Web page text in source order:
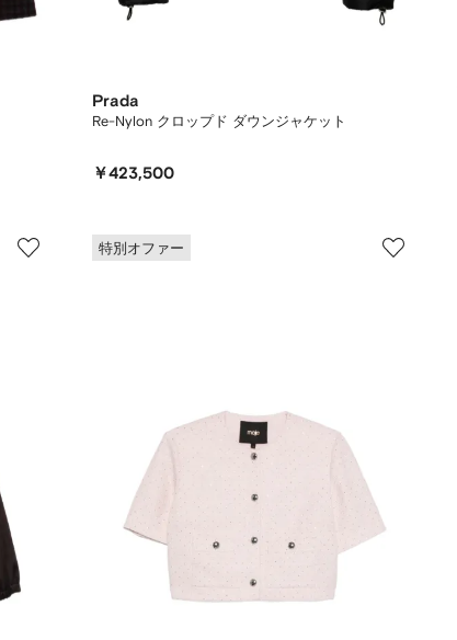
Prada
Re-Nylon クロップド ダウンジャケット
￥423,500
特別オファー